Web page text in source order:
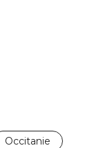
Occitanie